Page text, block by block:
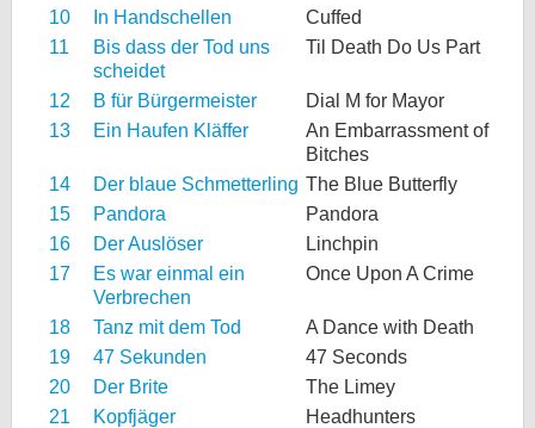
10
In Handschellen
Cuffed
11
Bis dass der Tod uns
scheidet
Til Death Do Us Part
12 B für Bürgermeister
Dial M for Mayor
13
Ein Haufen Kläffer
An Embarrassment of
Bitches
14
Der blaue Schmetterling The Blue Butterfly
15
Pandora
Pandora
16
Der Auslöser
Linchpin
17
Es war einmal ein
Verbrechen
Once Upon A Crime
18 Tanz mit dem Tod
A Dance with Death
19
47 Sekunden
47 Seconds
20
Der Brite
The Limey
21
Kopfjäger
Headhunters